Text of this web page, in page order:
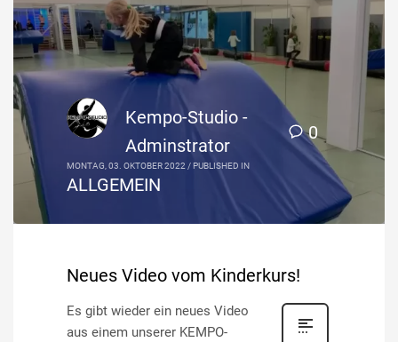
0
Kempo-Studio -
Adminstrator
MONTAG, 03. OKTOBER 2022 /PUBLISHED IN
ALLGEMEIN
Neues Video vom Kinderkurs!
Es gibt wieder ein neues Video
aus einem unserer KEMPO-